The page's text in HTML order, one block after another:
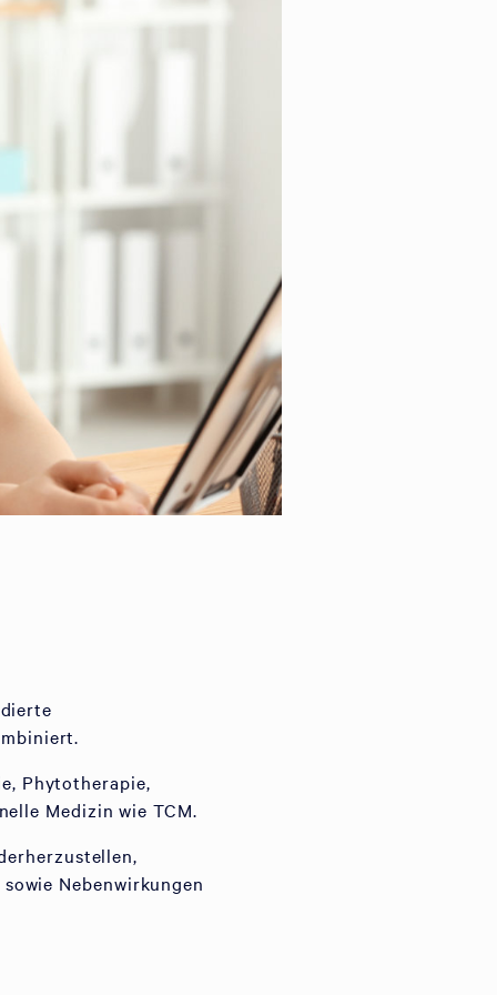
Phytotherapie,
Medizin wie TCM.
Nebenwirkungen